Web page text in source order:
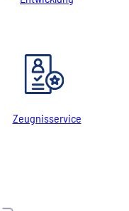
Zeugnisservice